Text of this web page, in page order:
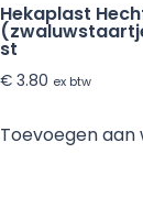
Hekaplast
st
€ 3.80 ex btw
Toevoegen aan